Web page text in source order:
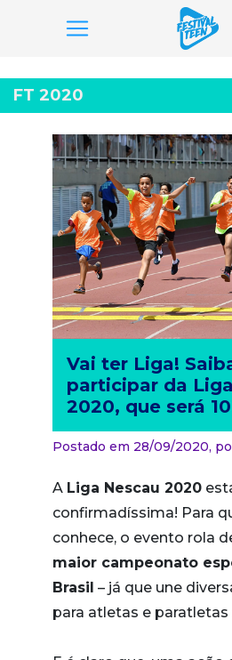
para
o
conteúdo
FT 2020
Vai ter Liga!
participar da
2020, que será
Postado em 28/09/2020,
A Liga Nescau 2020
confirmadíssima! Para
conhece, o evento rola
maior campeonato
Brasil – já que une
para atletas e paratletas